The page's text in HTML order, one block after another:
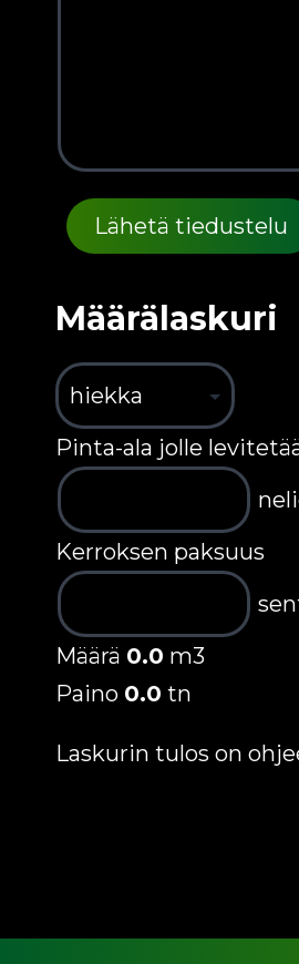
Määrälaskuri
Pinta-ala jolle
Kerroksen paksuus
Määrä 0.0 m3
Paino 0.0 tn
Laskurin tulos on